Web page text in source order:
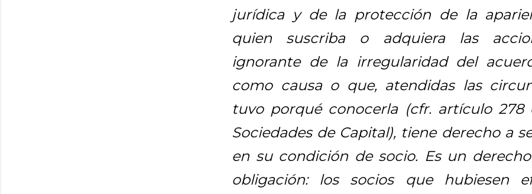
jurídica y de la protección de la
quien suscriba o adquiera las
ignorante de la irregularidad del
como causa o que, atendidas las
tuvo porqué conocerla (cfr. artículo 278
Sociedades de Capital), tiene derecho a
en su condición de socio. Es un
obligación: los socios que hubiesen